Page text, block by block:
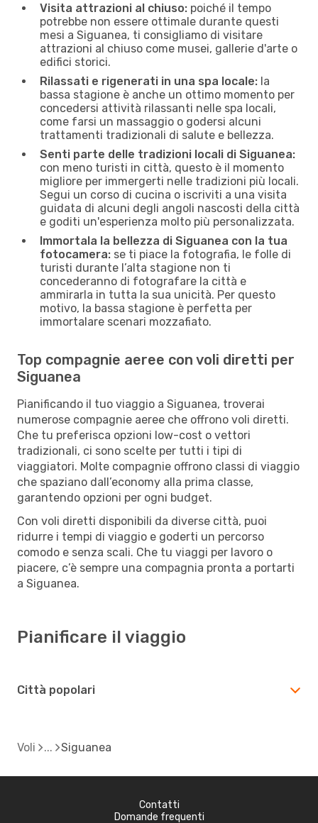
Visita attrazioni al chiuso: poiché il tempo
potrebbe non essere ottimale durante questi
mesi a Siguanea, ti consigliamo di visitare
attrazioni al chiuso come musei, gallerie d'arte o
edifici storici.
Rilassati e rigenerati in una spa locale: la
bassa stagione è anche un ottimo momento per
concedersi attività rilassanti nelle spa locali,
come farsi un massaggio o godersi alcuni
trattamenti tradizionali di salute e bellezza.
Senti parte delle tradizioni locali di Siguanea:
con meno turisti in città, questo è il momento
migliore per immergerti nelle tradizioni più locali.
Segui un corso di cucina o iscriviti a una visita
guidata di alcuni degli angoli nascosti della città
e goditi un'esperienza molto più personalizzata.
Immortala la bellezza di Siguanea con la tua
fotocamera: se ti piace la fotografia, le folle di
turisti durante l’alta stagione non ti
concederanno di fotografare la città e
ammirarla in tutta la sua unicità. Per questo
motivo, la bassa stagione è perfetta per
immortalare scenari mozzafiato.
Top compagnie aeree con voli diretti per
Siguanea
Pianificando il tuo viaggio a Siguanea, troverai
numerose compagnie aeree che offrono voli diretti.
Che tu preferisca opzioni low-cost o vettori
tradizionali, ci sono scelte per tutti i tipi di
viaggiatori. Molte compagnie offrono classi di viaggio
che spaziano dall’economy alla prima classe,
garantendo opzioni per ogni budget.
Con voli diretti disponibili da diverse città, puoi
ridurre i tempi di viaggio e goderti un percorso
comodo e senza scali. Che tu viaggi per lavoro o
piacere, c’è sempre una compagnia pronta a portarti
a Siguanea.
Pianificare il viaggio
Città popolari
Voli Siguanea
Contatti
Domande frequenti